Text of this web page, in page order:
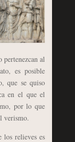
al
es posible
que se quiso
en el que el
por lo que
verismo.
relieves es